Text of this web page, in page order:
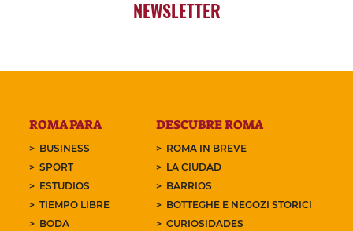
NEWSLETTER
ROMA PARA
BUSINESS
SPORT
ESTUDIOS
TIEMPO LIBRE
BODA
DESCUBRE ROMA
ROMA IN BREVE
LA CIUDAD
BARRIOS
BOTTEGHE E NEGOZI STORICI
CURIOSIDADES